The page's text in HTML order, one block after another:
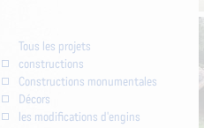
Tous les projets
constructions
Constructions monumentales
Décors
les modifications d'engins